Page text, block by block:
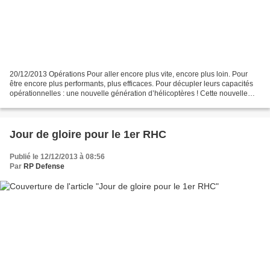
20/12/2013 Opérations Pour aller encore plus vite, encore plus loin. Pour
être encore plus performants, plus efficaces. Pour décupler leurs capacités
opérationnelles : une nouvelle génération d’hélicoptères ! Cette nouvelle
Jour de gloire pour le 1er RHC
Publié le 12/12/2013 à 08:56
Par RP Defense